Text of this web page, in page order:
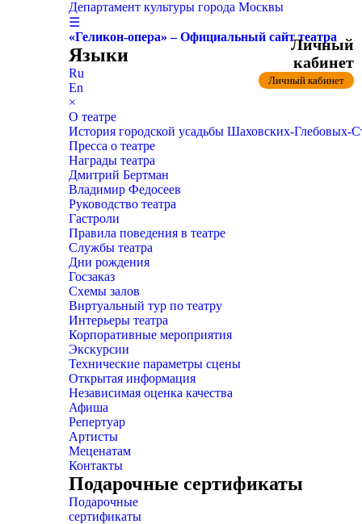
Департамент культуры города Москвы
☰
«Геликон-опера» – Официальный сайт театра
Языки
Ru
En
×
О театре
История городской усадьбы Шаховских-
Пресса о театре
Награды театра
Дмитрий Бертман
Владимир Федосеев
Руководство театра
Гастроли
Правила поведения в театре
Службы театра
Дни рождения
Госзаказ
Схемы залов
Виртуальный тур по театру
Интерьеры театра
Корпоративные мероприятия
Экскурсии
Технические параметры сцены
Открытая информация
Независимая оценка качества
Афиша
Репертуар
Артисты
Меценатам
Контакты
Подарочные сертификаты
Подарочные
сертификаты
Личный
кабинет
Личный кабинет